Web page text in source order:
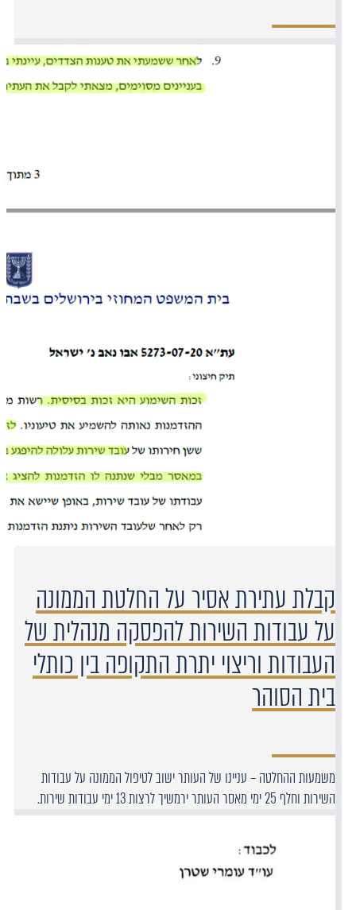
קבלת עתירת אסיר על החלטת הממונה
על עבודות השירות להפסקה מנהלית של
העבודות וריצוי יתרת התקופה בין כותלי
בית הסוהר
משמעות ההחלטה – עניינו של העותר ישוב לטיפול הממונה על עבודות
השירות וחלף 25 ימי מאסר העותר ירמשיך לרצות 13 ימי עבודות שירות.